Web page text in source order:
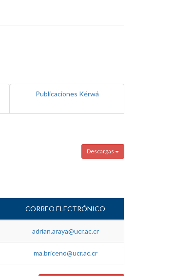
Publicaciones Kérwá
Descargas
CORREO ELECTRÓNICO
adrian.araya@ucr.ac.cr
ma.briceno@ucr.ac.cr